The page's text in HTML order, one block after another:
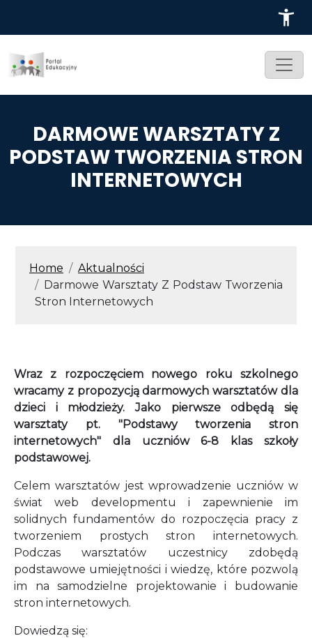
DARMOWE WARSZTATY Z
PODSTAW TWORZENIA STRON
INTERNETOWYCH
ŚCIEŻKA NAWIGACYJNA
Home
Aktualności
Darmowe Warsztaty Z Podstaw Tworzenia
Stron Internetowych
Wraz z rozpoczęciem nowego roku szkolnego
wracamy z propozycją darmowych warsztatów dla
dzieci i młodzieży. Jako pierwsze odbędą się
warsztaty pt. "Podstawy tworzenia stron
internetowych" dla uczniów 6-8 klas szkoły
podstawowej.
Celem warsztatów jest wprowadzenie uczniów w
świat web developmentu i zapewnienie im
solidnych fundamentów do rozpoczęcia pracy z
tworzeniem prostych stron internetowych.
Podczas warsztatów uczestnicy zdobędą
podstawowe umiejętności i wiedzę, które pozwolą
im na samodzielne projektowanie i budowanie
stron internetowych.
Dowiedzą się: